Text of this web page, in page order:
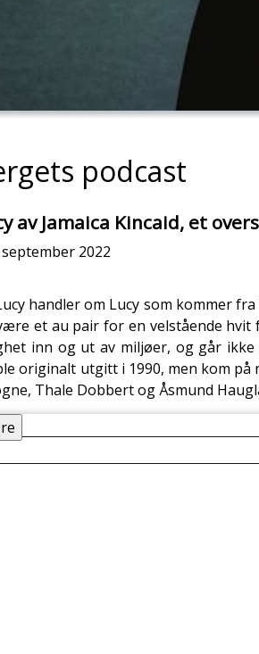
podcast
av Jamaica Kincaid, et
2022
handler om Lucy som kommer
et au pair for en velstående hvit
inn og ut av miljøer, og går ikke
originalt utgitt i 1990, men kom
Thale Dobbert og Åsmund